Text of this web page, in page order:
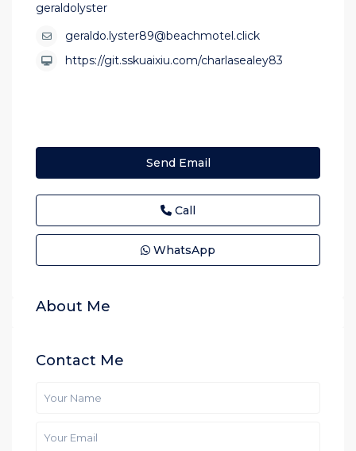
geraldolyster
geraldo.lyster89@beachmotel.click
https://git.sskuaixiu.com/charlasealey83
Send Email
Call
WhatsApp
About Me
Contact Me